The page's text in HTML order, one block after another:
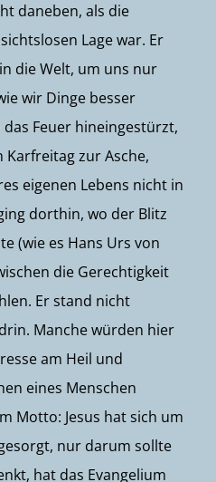
daneben, als die
Lage war. Er
die Welt, um uns nur
wir Dinge besser
Feuer hineingestürzt,
zur Asche,
eigenen Lebens nicht in
dorthin, wo der Blitz
(wie es Hans Urs von
die Gerechtigkeit
Er stand nicht
Manche würden hier
am Heil und
eines Menschen
Motto: Jesus hat sich um
nur darum sollte
hat das Evangelium